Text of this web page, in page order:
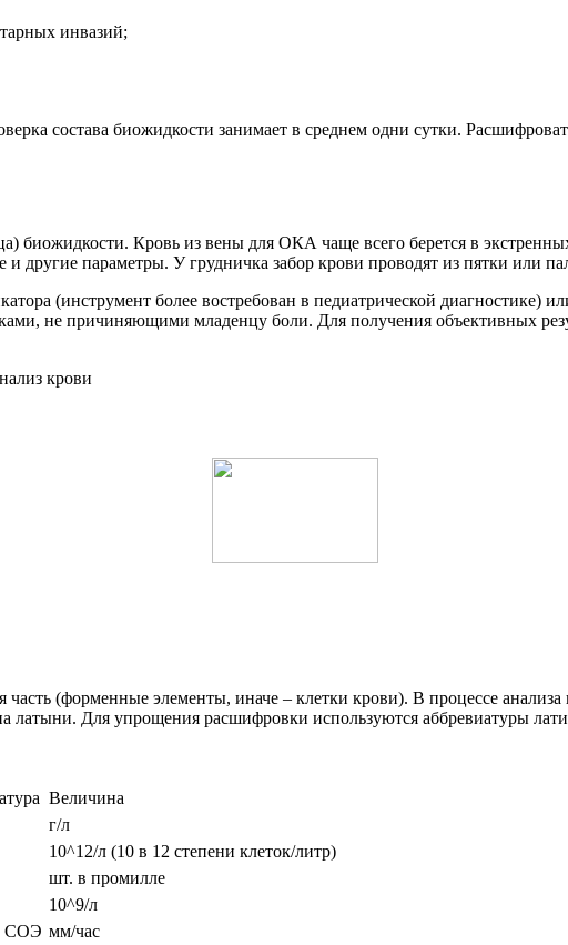
инвазий;
состава биожидкости занимает в среднем одни сутки.
биожидкости. Кровь из вены для ОКА чаще всего берется в
другие параметры. У грудничка забор крови проводят из пятки или
(инструмент более востребован в педиатрической диагностике)
не причиняющими младенцу боли. Для получения объективных
(форменные элементы, иначе – клетки крови). В процессе
латыни. Для упрощения расшифровки используются аббревиатуры
Величина
г/л
10^12/л (10 в 12 степени клеток/литр)
шт. в промилле
10^9/л
СОЭ мм/час